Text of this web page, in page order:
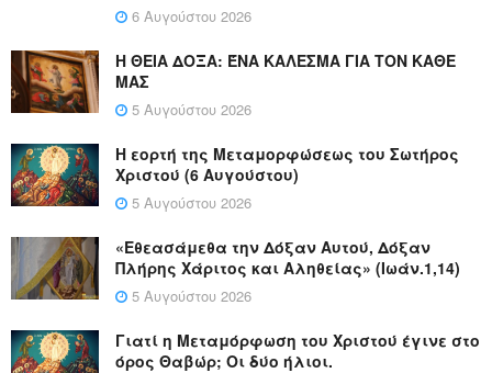
6 Αυγούστου 2026
Η ΘΕΙΑ ΔΟΞΑ: ΈΝΑ ΚΑΛΕΣΜΑ ΓΙΑ ΤΟΝ ΚΑΘΕ
ΜΑΣ
5 Αυγούστου 2026
Η εορτή της Μεταμορφώσεως του Σωτήρος
Χριστού (6 Αυγούστου)
5 Αυγούστου 2026
«Εθεασάμεθα την Δόξαν Αυτού, Δόξαν
Πλήρης Χάριτος και Αληθείας» (Ιωάν.1,14)
5 Αυγούστου 2026
Γιατί η Μεταμόρφωση του Χριστού έγινε στο
όρος Θαβώρ; Οι δύο ήλιοι.